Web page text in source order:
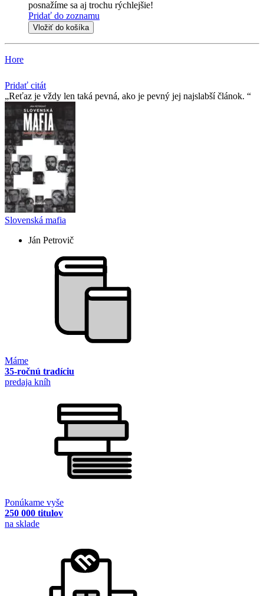
posnažíme sa aj trochu rýchlejšie!
Pridať do zoznamu
Vložiť do košíka
Hore
Pridať citát
Reťaz je vždy len taká pevná, ako je pevný jej najslabší­ článok.
Slovenská mafia
Ján Petrovič
Máme
35-ročnú tradíciu
predaja kníh
Ponúkame vyše
250 000 titulov
na sklade